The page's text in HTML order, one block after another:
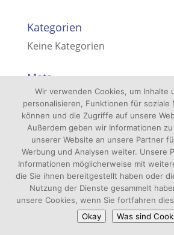
Kategorien
Keine Kategorien
Meta
Anmelden
Eintrags-Feed
Kommentar-Feed
WordPress.org
Wir verwenden Cookies, um Inhalte
personalisieren, Funktionen für soziale
können und die Zugriffe auf unsere
Außerdem geben wir Informationen
unserer Website an unsere Partner
Werbung und Analysen weiter. Unsere
Informationen möglicherweise mit
die Sie ihnen bereitgestellt haben oder
Nutzung der Dienste gesammelt
unsere Cookies, wenn Sie fortfahren
Okay
Was sind